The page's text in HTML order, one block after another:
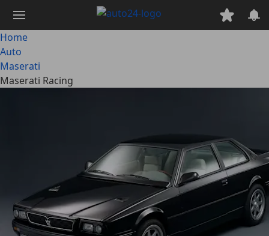
contenuto
principale
Home
Auto
Maserati
Maserati Racing